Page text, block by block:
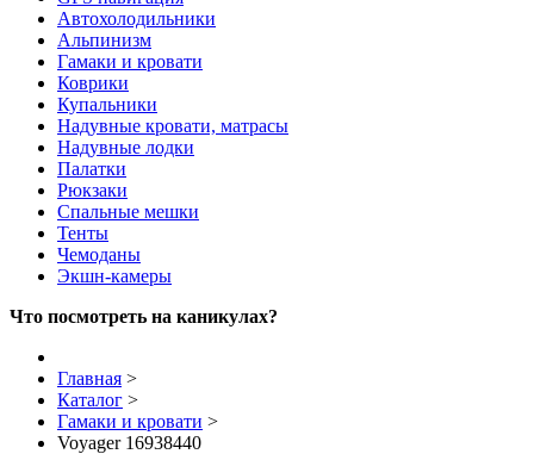
Автохолодильники
Альпинизм
Гамаки и кровати
Коврики
Купальники
Надувные кровати, матрасы
Надувные лодки
Палатки
Рюкзаки
Спальные мешки
Тенты
Чемоданы
Экшн-камеры
Что посмотреть на каникулах?
Главная >
Каталог >
Гамаки и кровати >
Voyager 16938440